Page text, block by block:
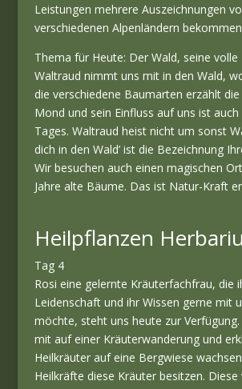
Leistungen mehrere Auszeichnungen
verschiedenen Alpenländern
Thema für Heute: Der Wald, seine volle
Waltraud nimmt uns mit in den Wald,
die verschiedene Baumarten erzählt
Mond und sein Einfluss auf uns ist auch
Tages. Waltraud heist nicht um sonst
dich in den Wald’ ist die Bezeichnung
Wir besuchen auch einen magischen
Jahre alte Bäume. Das ist Natur-Kraft
Heilpflanzen
Tag 4
Rosi eine gelernte Kräuterfachfrau, die
Leidenschaft und ihr Wissen gerne mit
möchte, steht uns heute zur
mit auf einer Kräuterwanderung und
Heilkräuter auf eine Bergwiese
Heilkräfte diese Kräuter besitzen. Diese